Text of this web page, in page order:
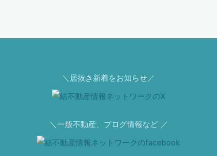
＼居抜き新着をお知らせ／
＼一般不動産、ブログ情報など ／